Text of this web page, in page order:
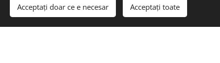
Creați un site gratuit! Începeți
Acceptați doar ce e necesar Acceptați toate